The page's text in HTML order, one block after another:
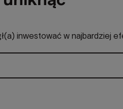
inwestować w najbardziej